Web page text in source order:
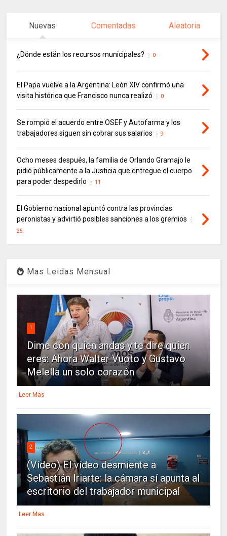
Nuevas Comentadas Aleatoria
¿Dónde están los recursos municipales? 0
El Papa vuelve a la Argentina: León XIV confirmó una
visita histórica que Francisco nunca realizó
0
Se rompió el acuerdo entre OSEF y Autofarma y los
trabajadores siguen sin cobrar sus salarios
9
Ocho meses después, la familia de Orlando Gramajo le
pidió públicamente a la Justicia que entregue el cuerpo
para poder despedirlo
11
El Gobierno nacional apuntó contra las provincias
peronistas y advirtió posibles sanciones a los gremios
25
Mas Leidas Mensual
1
Dime con quien andas y te dire quien
eres: Ahora Walter Vuoto y Gustavo
Melella un solo corazón
Leer Mas
2
(Vídeo) El vídeo desmiente a
Sebastián Iriarte: la cámara sí apunta al
escritorio del trabajador municipal
Leer Mas